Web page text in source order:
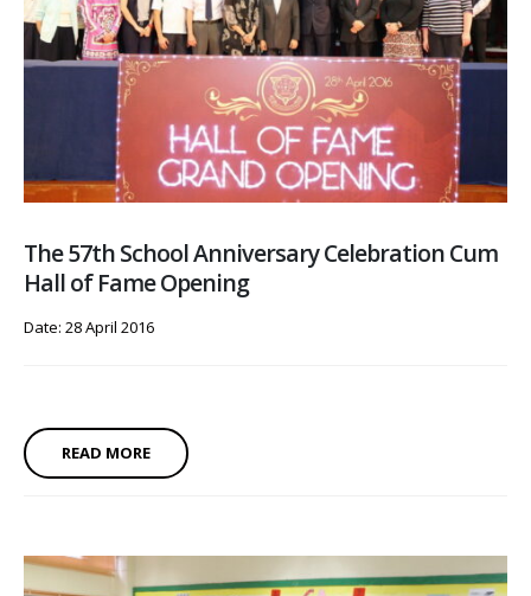
The 57th School Anniversary Celebration Cum
Hall of Fame Opening
Date: 28 April 2016
READ MORE